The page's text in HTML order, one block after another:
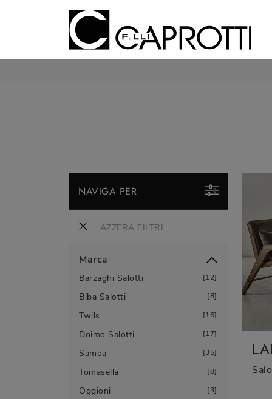
NAVIGA PER
AZZERA FILTRI
Marca
Barzaghi Salotti 12
Biba Salotti 8
Twils 16
Doimo Salotti 17
Samoa 35
Tomasella 8
Oggioni 3